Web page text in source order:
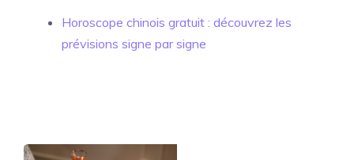
Horoscope chinois gratuit : découvrez les
prévisions signe par signe